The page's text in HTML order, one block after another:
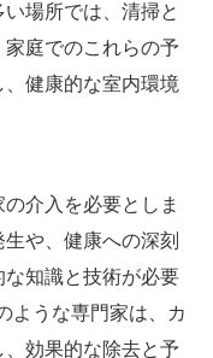
場所では、清掃と
庭でのこれらの予
健康的な室内環境
介入を必要としま
や、健康への深刻
知識と技術が必要
ような専門家は、カ
効果的な除去と予